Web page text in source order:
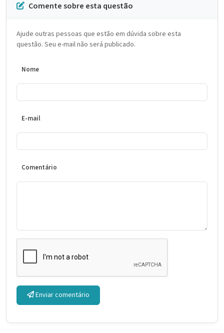
Comente sobre esta questão
Ajude outras pessoas que estão em dúvida sobre esta
questão. Seu e-mail não será publicado.
Nome
E-mail
Comentário
Enviar comentário